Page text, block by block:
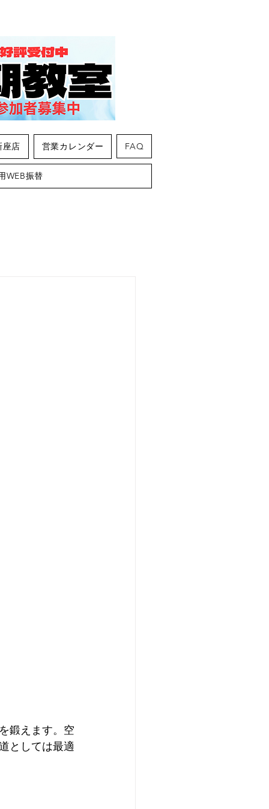
座店 営業カレンダー FAQ
WEB振替
鍛えます。空
としては最適